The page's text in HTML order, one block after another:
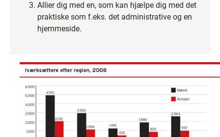
Allier dig med en, som kan hjælpe dig med det
praktiske som f.eks. det administrative og en
hjemmeside.